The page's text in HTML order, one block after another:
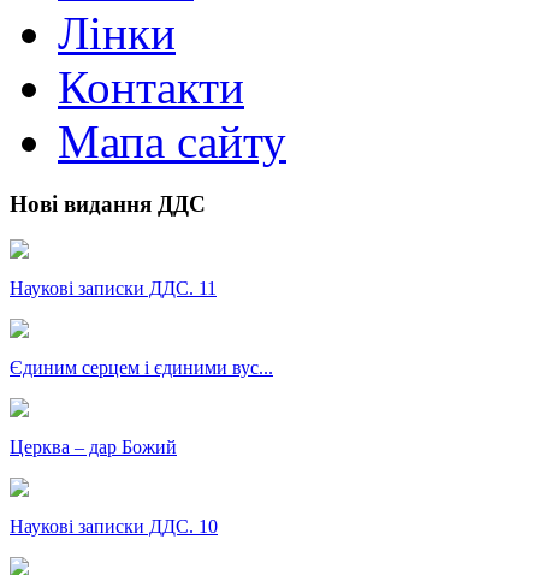
Лінки
Контакти
Мапа сайту
Нові видання ДДС
Наукові записки ДДС. 11
Єдиним серцем і єдиними вус...
Церква – дар Божий
Наукові записки ДДС. 10